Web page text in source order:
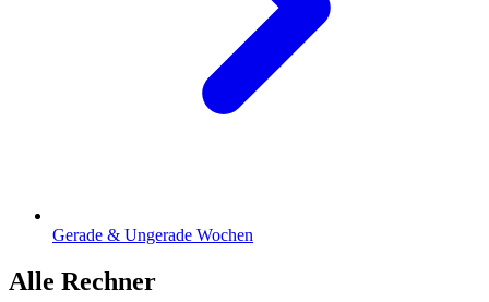
Gerade & Ungerade Wochen
Alle Rechner